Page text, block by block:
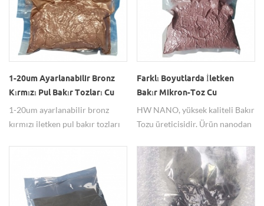
1-20um Ayarlanabilir Bronz
Kırmızı Pul Bakır Tozları Cu
Mikron Parçacıkları
1-20um ayarlanabilir bronz
kırmızı iletken pul bakır tozları
Farklı Boyutlarda İletken
Bakır Mikron-Toz Cu
Nanopartiküller Satın Alın
HW NANO, yüksek kaliteli Bakır
Tozu üreticisidir. Ürün nanodan
olup, toz rengi ebatlarına göre
farklılık göstermektedir. bakır
tozu küresel ve çok homojendir.
Elektrik ve ısı iletkendir ve